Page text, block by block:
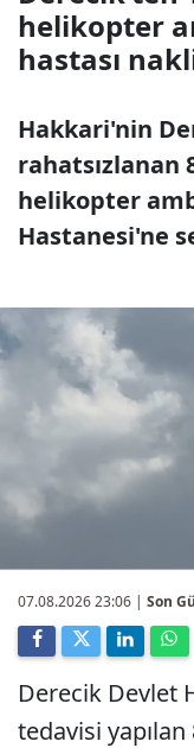
helikopter
hastası
Hakkari'nin
rahatsızlanan
helikopter
Hastanesi'ne
07.08.2026 23:06 | Son
Derecik Devlet
tedavisi